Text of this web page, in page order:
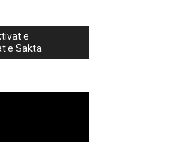
e
e Sakta